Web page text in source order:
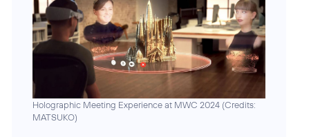
Holographic Meeting Experience at MWC 2024 (Credits:
MATSUKO)